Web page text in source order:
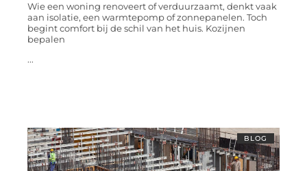
Wie een woning renoveert of verduurzaamt, denkt vaak
aan isolatie, een warmtepomp of zonnepanelen. Toch
begint comfort bij de schil van het huis. Kozijnen
bepalen
...
BLOG